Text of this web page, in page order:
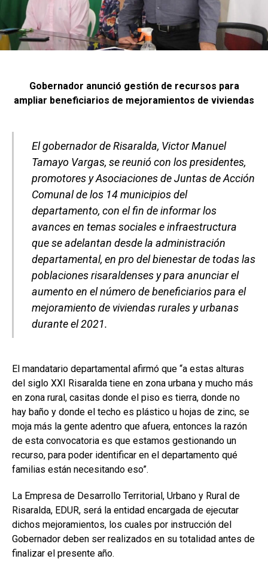
Gobernador anunció gestión de recursos para
ampliar beneficiarios de mejoramientos de viviendas
El gobernador de Risaralda, Victor Manuel
Tamayo Vargas, se reunió con los presidentes,
promotores y Asociaciones de Juntas de Acción
Comunal de los 14 municipios del
departamento, con el fin de informar los
avances en temas sociales e infraestructura
que se adelantan desde la administración
departamental, en pro del bienestar de todas las
poblaciones risaraldenses y para anunciar el
aumento en el número de beneficiarios para el
mejoramiento de viviendas rurales y urbanas
durante el 2021.
El mandatario departamental afirmó que “a estas alturas
del siglo XXI Risaralda tiene en zona urbana y mucho más
en zona rural, casitas donde el piso es tierra, donde no
hay baño y donde el techo es plástico u hojas de zinc, se
moja más la gente adentro que afuera, entonces la razón
de esta convocatoria es que estamos gestionando un
recurso, para poder identificar en el departamento qué
familias están necesitando eso”.
La Empresa de Desarrollo Territorial, Urbano y Rural de
Risaralda, EDUR, será la entidad encargada de ejecutar
dichos mejoramientos, los cuales por instrucción del
Gobernador deben ser realizados en su totalidad antes de
finalizar el presente año.